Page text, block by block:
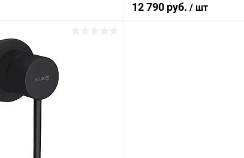
В корзину
Сравнение
12 790 руб. / шт